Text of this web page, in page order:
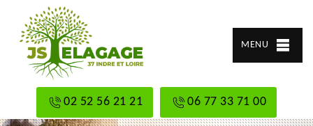
MENU
02 52 56 21 21 06 77 33 71 00